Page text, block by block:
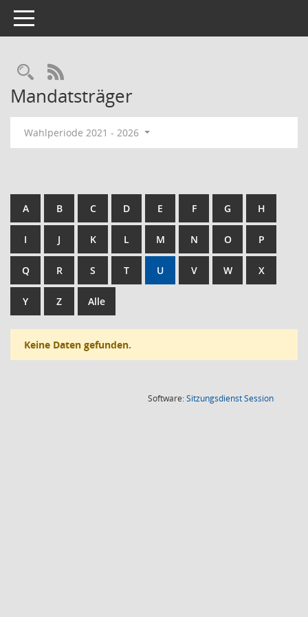
Toggle navigation
Rechercheauswahl
RSS-Feed
Mandatsträger
Wahlperiode 2021 - 2026
A B C D E F G H
I J K L M N O P
Q R S T U V W X
Y Z Alle
Keine Daten gefunden.
Software:SitzungsdienstSession(Wird in